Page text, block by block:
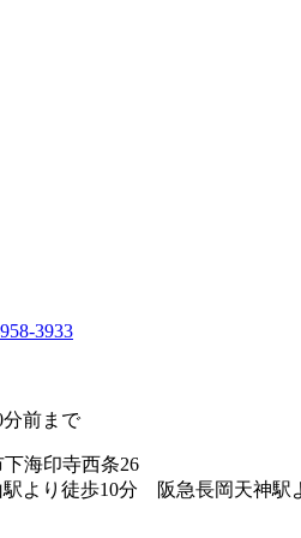
分前まで
下海印寺西条26
駅より徒歩10分 阪急長岡天神駅